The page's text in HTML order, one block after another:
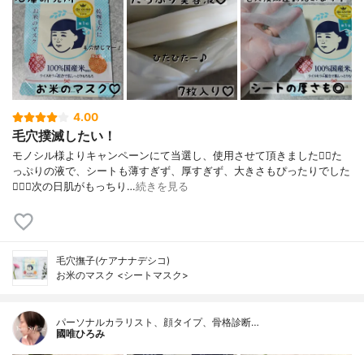
4.00
毛穴撲滅したい！
モノシル様よりキャンペーンにて当選し、使用させて頂きました🙇‍♀️た
っぷりの液で、シートも薄すぎず、厚すぎず、大きさもぴったりでした
🙆🏻‍♀️次の日肌がもっちり…続きを見る
毛穴撫子(ケアナナデシコ)
お米のマスク <シートマスク>
パーソナルカラリスト、顔タイプ、骨格診断…
國唯ひろみ